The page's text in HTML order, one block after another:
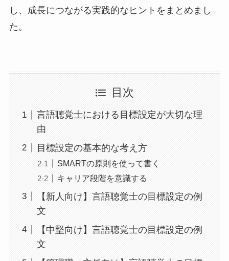
し、成長につながる実践的なヒントをまとめまし
た。
目次
言語聴覚士における目標設定が大切な理
由
目標設定の基本的な考え方
SMARTの原則を使って書く
キャリア段階を意識する
【新人向け】言語聴覚士の目標設定の例
文
【中堅向け】言語聴覚士の目標設定の例
文